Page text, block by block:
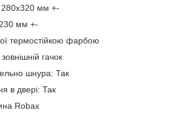
280x320 мм +-
мм +-
термостійкою фарбою
гачок
шнура: Так
в двері: Так
Robax